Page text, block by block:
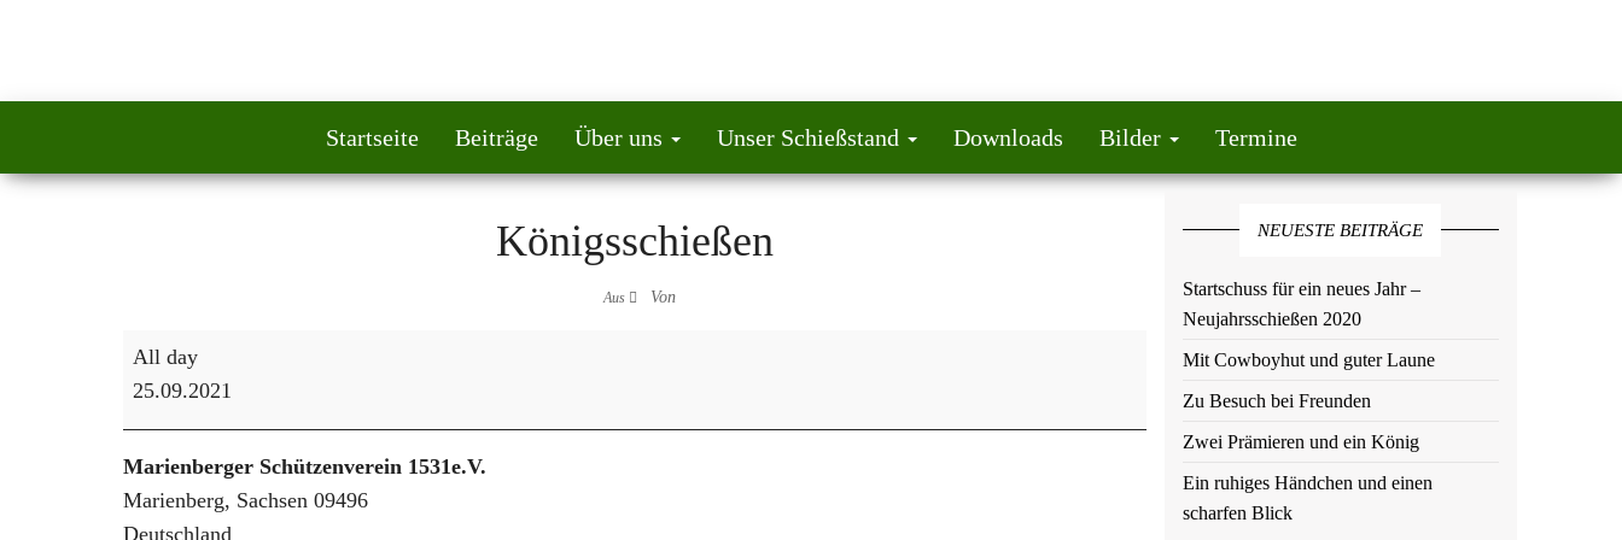
Startseite Beiträge Über uns Unser Schießstand Downloads Bilder Termine
Königsschießen
Aus Von
Königsschießen
All day
25.09.2021
Marienberger Schützenverein 1531e.V.
Marienberg, Sachsen 09496
Deutschland
NEUESTE BEITRÄGE
Startschuss für ein neues Jahr –
Neujahrsschießen 2020
Mit Cowboyhut und guter Laune
Zu Besuch bei Freunden
Zwei Prämieren und ein König
Ein ruhiges Händchen und einen
scharfen Blick